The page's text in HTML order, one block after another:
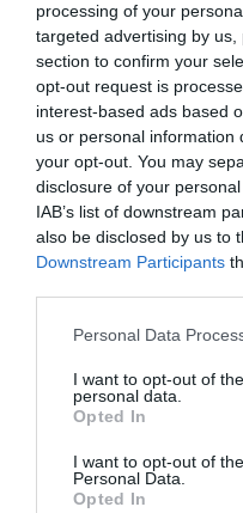
processing of your
targeted advertising by
section to confirm your
opt-out request is
interest-based ads based
us or personal information
your opt-out. You may
disclosure of your
IAB’s list of downstream
also be disclosed by us to
Downstream Participants
Please note that this
not limited to your visit or
grant or deny consent to
use your data for below
consent section.
Personal Data
I want to opt-out of
personal data.
Opted In
I want to opt-out of
Personal Data.
Opted In